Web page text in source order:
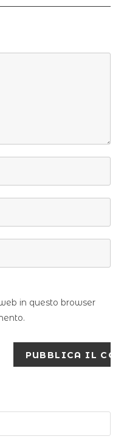
in questo browser